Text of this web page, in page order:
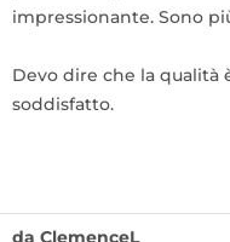
impressionante. Sono
Devo dire che la qualità
soddisfatto.
da ClemenceL